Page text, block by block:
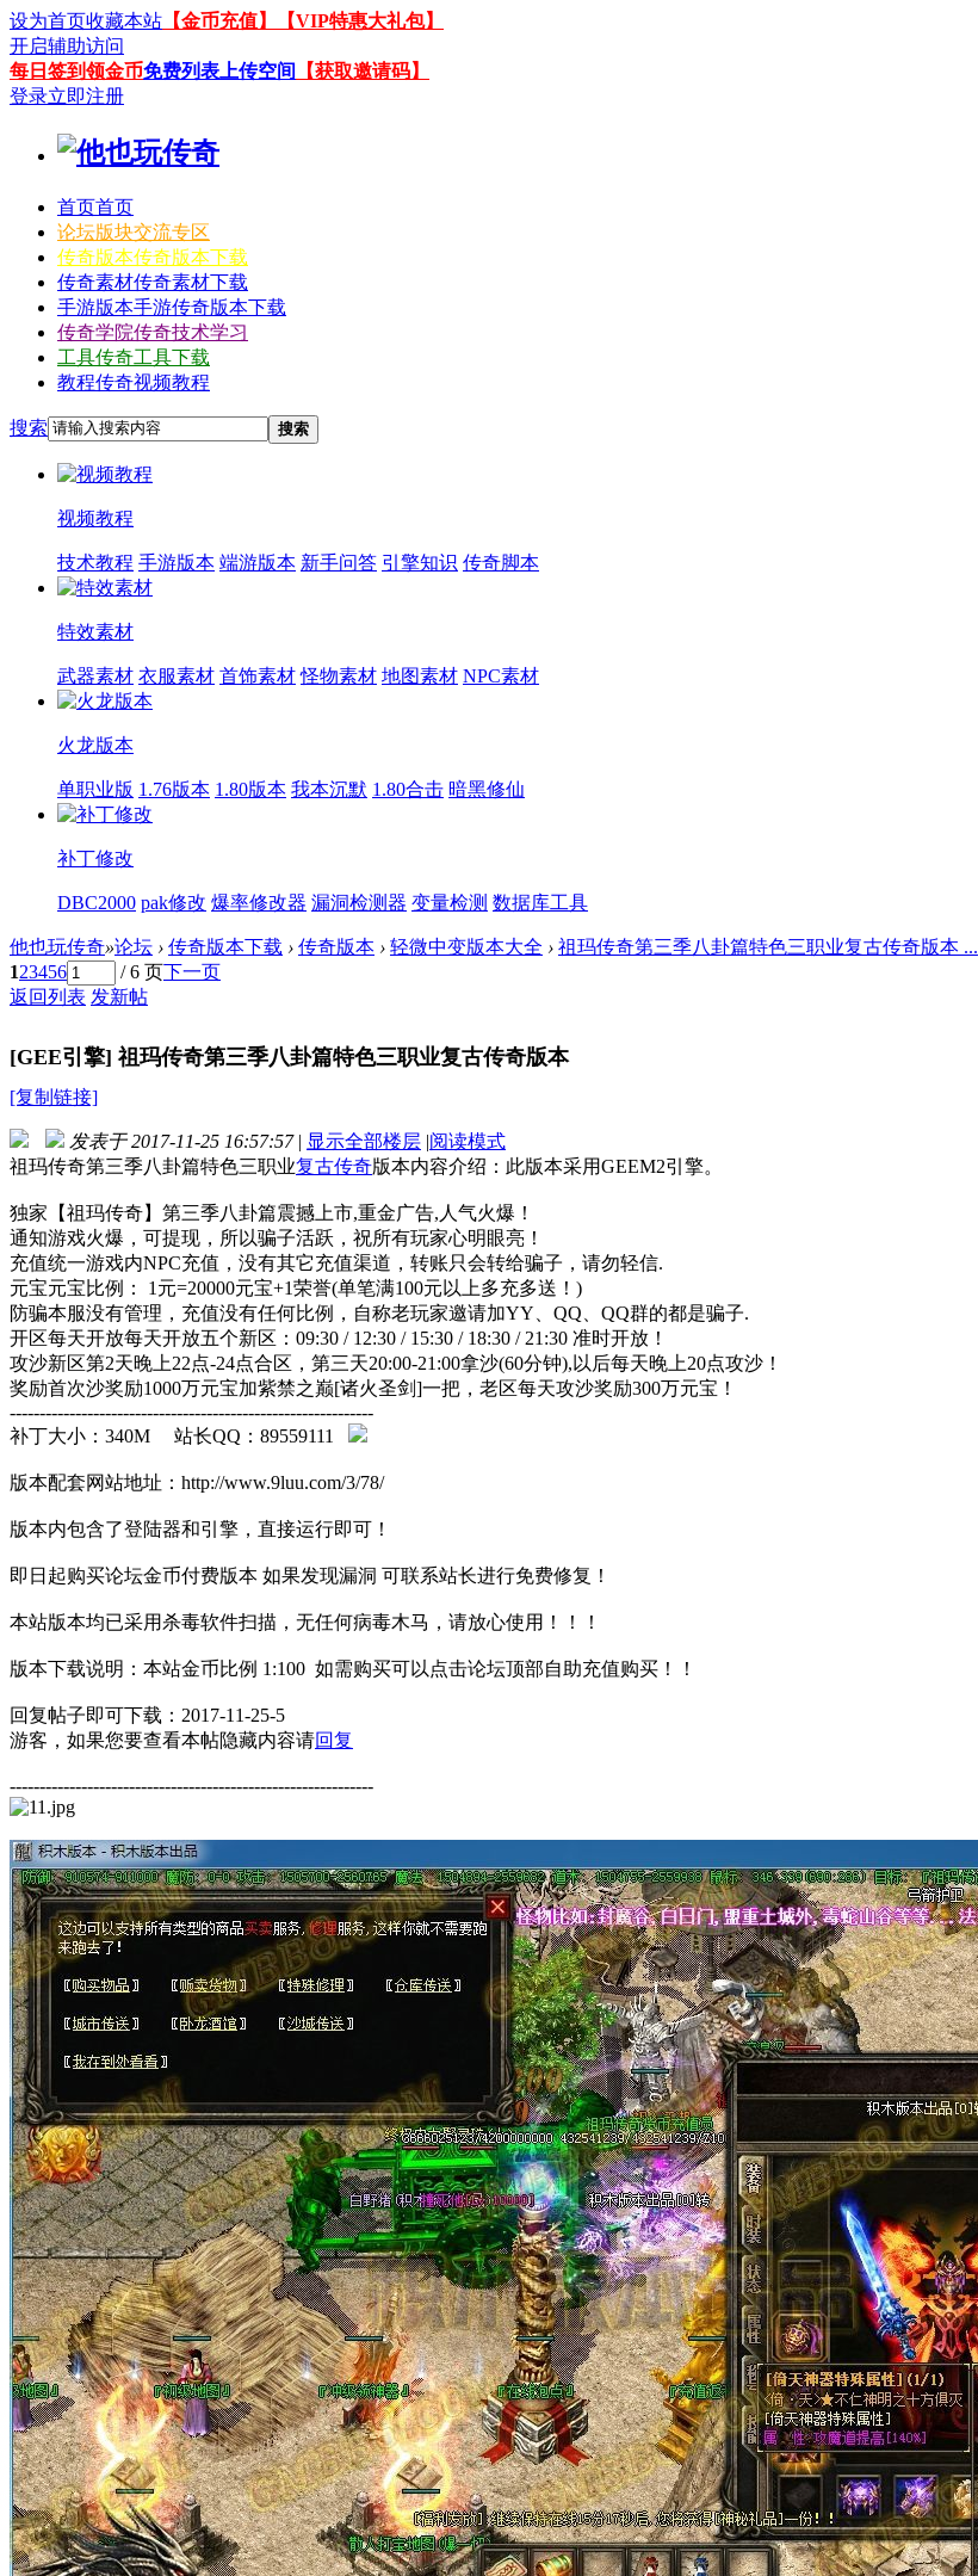
设为首页收藏本站 【金币充值】
【VIP特惠大礼包】
开启辅助访问
每日签到领金币免费列表上传空间
【获取邀请码】
登录立即注册
首页首页
论坛版块交流专区
传奇版本传奇版本下载
传奇素材传奇素材下载
手游版本手游传奇版本下载
传奇学院传奇技术学习
工具传奇工具下载
教程传奇视频教程
搜索 搜索
视频教程
技术教程 手游版本 端游版本 新手问答 引擎知识 传奇脚本
特效素材
武器素材 衣服素材 首饰素材 怪物素材 地图素材 NPC素材
火龙版本
单职业版 1.76版本 1.80版本 我本沉默 1.80合击 暗黑修仙
补丁修改
DBC2000 pak修改 爆率修改器 漏洞检测器 变量检测 数据库工具
他也玩传奇»论坛 › 传奇版本下载 › 传奇版本 › 轻微中变版本大全 › 祖玛传奇第三季八卦篇特色三职业复古传奇版本 ...
123456 / 6 页下一页
返回列表 发新帖
[GEE引擎] 祖玛传奇第三季八卦篇特色三职业复古传奇版本
[复制链接]
发表于 2017-11-25 16:57:57 | 显示全部楼层 |阅读模式
祖玛传奇第三季八卦篇特色三职业复古传奇版本内容介绍：此版本采用GEEM2引擎。
独家【祖玛传奇】第三季八卦篇震撼上市,重金广告,人气火爆！
通知游戏火爆，可提现，所以骗子活跃，祝所有玩家心明眼亮！
充值统一游戏内NPC充值，没有其它充值渠道，转账只会转给骗子，请勿轻信.
元宝元宝比例： 1元=20000元宝+1荣誉(单笔满100元以上多充多送！)
防骗本服没有管理，充值没有任何比例，自称老玩家邀请加YY、QQ、QQ群的都是骗子.
开区每天开放每天开放五个新区：09:30 / 12:30 / 15:30 / 18:30 / 21:30 准时开放！
攻沙新区第2天晚上22点-24点合区，第三天20:00-21:00拿沙(60分钟),以后每天晚上20点攻沙！
奖励首次沙奖励1000万元宝加紫禁之巅[诸火圣剑]一把，老区每天攻沙奖励300万元宝！
-------------------------------------------------------------
补丁大小：340M 站长QQ：89559111
版本配套网站地址：http://www.9luu.com/3/78/
版本内包含了登陆器和引擎，直接运行即可！
即日起购买论坛金币付费版本 如果发现漏洞 可联系站长进行免费修复！
本站版本均已采用杀毒软件扫描，无任何病毒木马，请放心使用！！！
版本下载说明：本站金币比例 1:100 如需购买可以点击论坛顶部自助充值购买！！
回复帖子即可下载：2017-11-25-5
游客，如果您要查看本帖隐藏内容请回复
-------------------------------------------------------------